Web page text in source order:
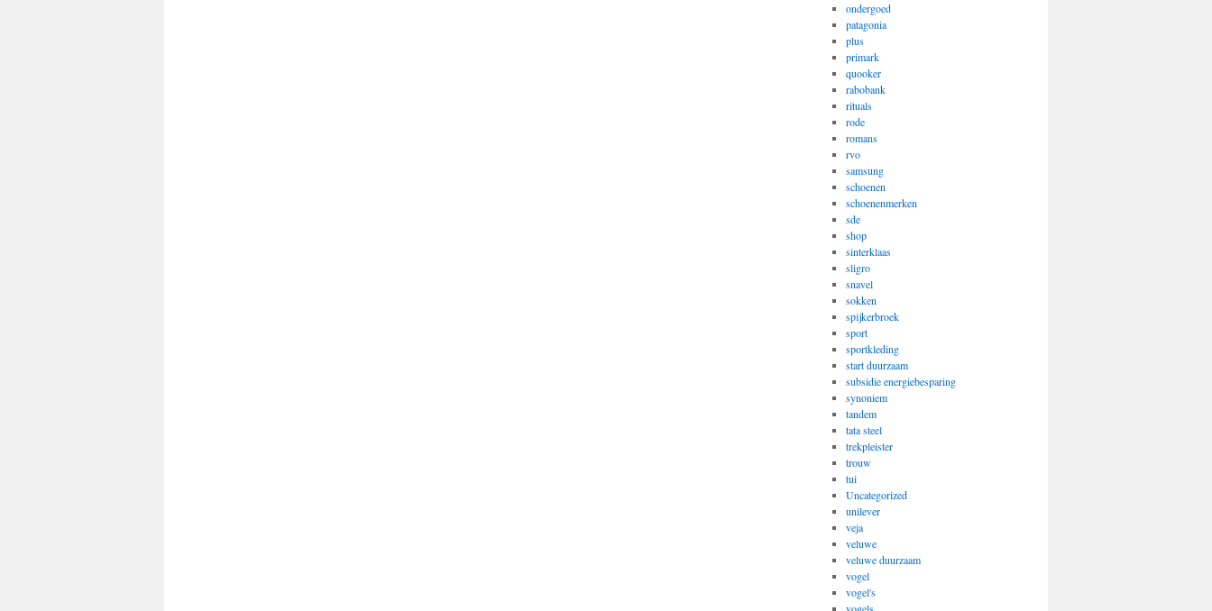
ondergoed
patagonia
plus
primark
quooker
rabobank
rituals
rode
romans
rvo
samsung
schoenen
schoenenmerken
sde
shop
sinterklaas
sligro
snavel
sokken
spijkerbroek
sport
sportkleding
start duurzaam
subsidie energiebesparing
synoniem
tandem
tata steel
trekpleister
trouw
tui
Uncategorized
unilever
veja
veluwe
veluwe duurzaam
vogel
vogel's